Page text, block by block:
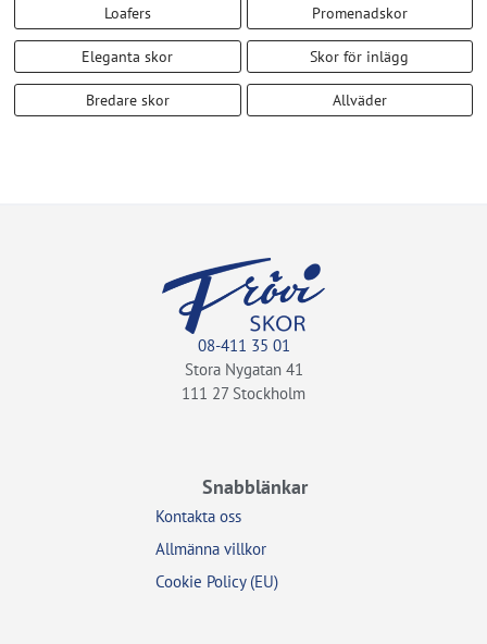
Loafers Promenadskor
Eleganta skor Skor för inlägg
Bredare skor Allväder
08-411 35 01
Stora Nygatan 41
111 27 Stockholm
Snabblänkar
Kontakta oss
Allmänna villkor
Cookie Policy (EU)